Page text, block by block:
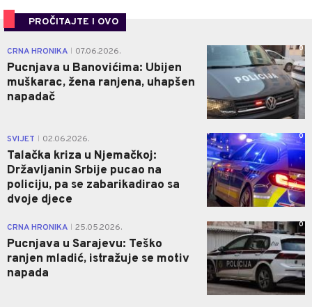
PROČITAJTE I OVO
CRNA HRONIKA 07.06.2026.
Pucnjava u Banovićima: Ubijen
muškarac, žena ranjena, uhapšen
napadač
0
SVIJET 02.06.2026.
Talačka kriza u Njemačkoj:
Državljanin Srbije pucao na
policiju, pa se zabarikadirao sa
dvoje djece
0
CRNA HRONIKA 25.05.2026.
Pucnjava u Sarajevu: Teško
ranjen mladić, istražuje se motiv
napada
0